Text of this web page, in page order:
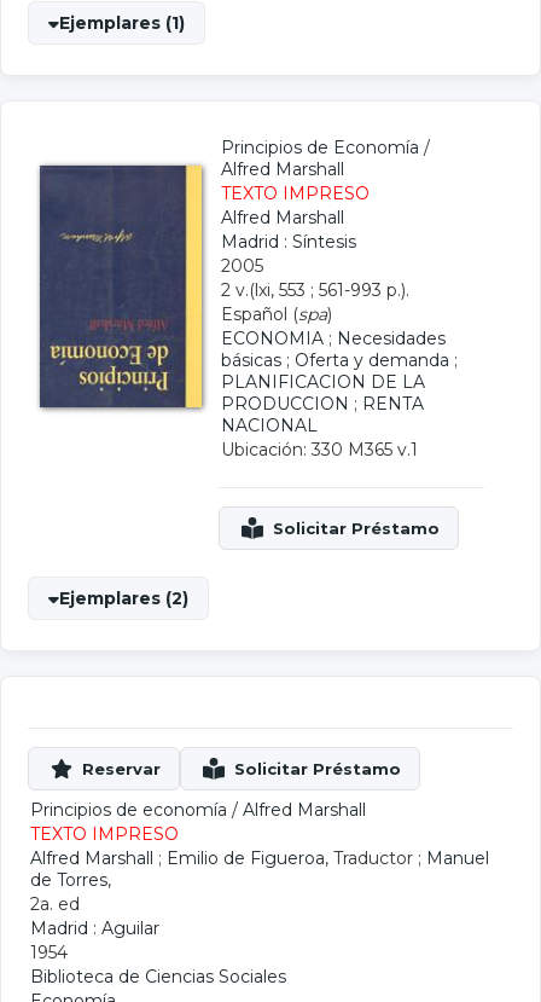
Ejemplares (1)
Principios de Economía /
Alfred Marshall
TEXTO IMPRESO
Alfred Marshall
Madrid : Síntesis
2005
2 v.(lxi, 553 ; 561-993 p.).
Español (spa)
ECONOMIA ; Necesidades
básicas ; Oferta y demanda ;
PLANIFICACION DE LA
PRODUCCION ; RENTA
NACIONAL
Ubicación: 330 M365 v.1
Ejemplares (2)
Principios de economía / Alfred Marshall
TEXTO IMPRESO
Alfred Marshall ; Emilio de Figueroa, Traductor ; Manuel
de Torres,
2a. ed
Madrid : Aguilar
1954
Biblioteca de Ciencias Sociales